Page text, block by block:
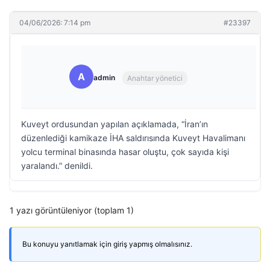
04/06/2026: 7:14 pm #23397
A admin Anahtar yönetici
Kuveyt ordusundan yapılan açıklamada, “İran’ın
düzenlediği kamikaze İHA saldırısında Kuveyt Havalimanı
yolcu terminal binasında hasar oluştu, çok sayıda kişi
yaralandı.” denildi.
1 yazı görüntüleniyor (toplam 1)
Bu konuyu yanıtlamak için giriş yapmış olmalısınız.